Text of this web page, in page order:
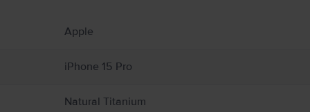
și plastic și include componente electronice sensibile. iPhone-ul și bateria
distrage atenția și poate cauza situații periculoase (de exemplu, evitați să
Apple
iPhone 15 Pro
Natural Titanium